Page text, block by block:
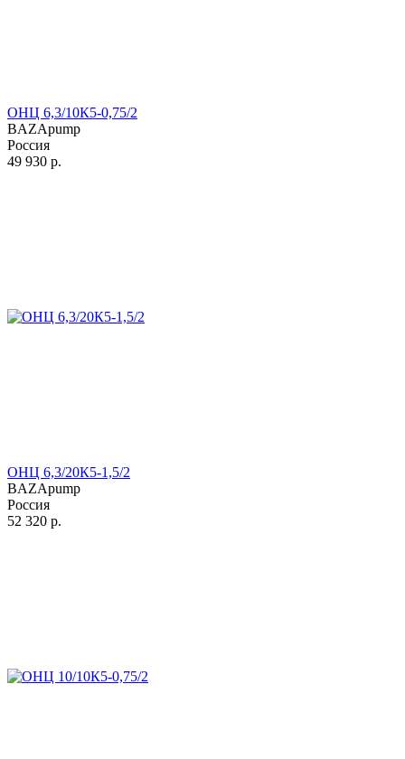
ОНЦ 6,3/10К5-0,75/2
BAZApump
Россия
49 930 р.
ОНЦ 6,3/20К5-1,5/2
BAZApump
Россия
52 320 р.